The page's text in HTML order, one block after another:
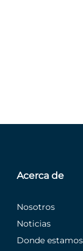
Acerca de
Nosotros
Noticias
Donde estamos